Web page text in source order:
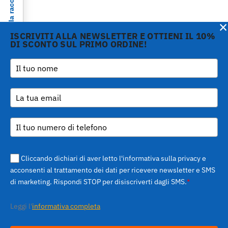
Copyright © 2026 Gi.Metal
srl - VAT no. 01888690979
Via Croce Rossa 1/C - 51037
Montale PT
Telefono :+39 0573
1943680-
UI v. 0.0.240 prod
(gde890d5 15/07/26tag
Le tue preferenze relative alla privacy
Informativa sulla raccoltaISCRIVITI ALLA NEWSLETTER E OTTIENI IL 10%
DI SCONTO SUL PRIMO ORDINE!
Cliccando dichiari di aver letto l'informativa sulla privacy e
acconsenti al trattamento dei dati per ricevere newsletter e SMS
di marketing. Rispondi STOP per disiscriverti dagli SMS.*
Leggi l'informativa completa
×